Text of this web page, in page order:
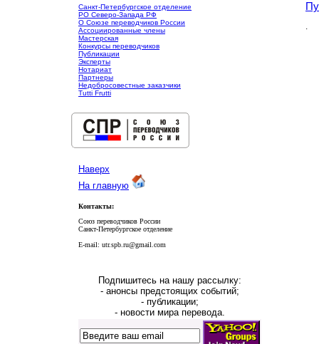
Санкт-Петербургское отделение
РО Северо-Запада РФ
О Союзе переводчиков России
Ассоциированные члены
Мастерская
Конкурсы переводчиков
Публикации
Эксперты
Нотариат
Партнеры
Недобросовестные заказчики
Tutti Frutti
Наверх
На главную
Контакты:
Союз переводчиков России
Санкт-Петербургское отделение
E-mail: utr.spb.ru@gmail.com
Подпишитесь на нашу рассылку:
- анонсы предстоящих событий;
- публикации;
- новости мира перевода.
.